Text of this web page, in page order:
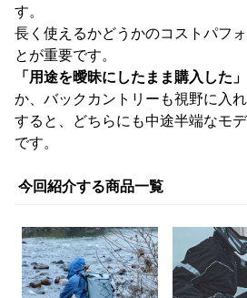
す。
長く使えるかどうかのコストパフ
とが重要です。
「用途を曖昧にしたまま購入した」
か、バックカントリーも視野に入
すると、どちらにも中途半端なモ
です。
今回紹介する商品一覧